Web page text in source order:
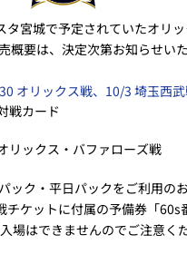
タ宮城で予定されていたオリ
概要は、決定次第お知らせいた
オリックス戦、10/3 埼玉西
戦カード
リックス・バファローズ戦
ック・平日パックをご利用の
ケットに付属の予備券「60s
場はできませんのでご注意くだ